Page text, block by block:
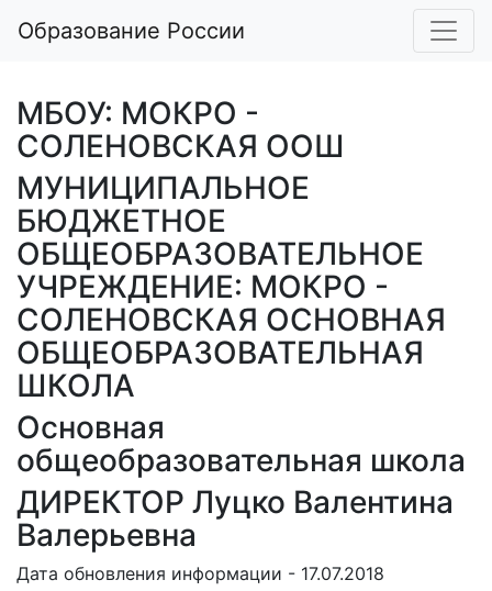
Образование России
МБОУ: МОКРО -
СОЛЕНОВСКАЯ ООШ
МУНИЦИПАЛЬНОЕ
БЮДЖЕТНОЕ
ОБЩЕОБРАЗОВАТЕЛЬНОЕ
УЧРЕЖДЕНИЕ: МОКРО -
СОЛЕНОВСКАЯ ОСНОВНАЯ
ОБЩЕОБРАЗОВАТЕЛЬНАЯ
ШКОЛА
Основная
общеобразовательная школа
ДИРЕКТОР Луцко Валентина
Валерьевна
Дата обновления информации - 17.07.2018